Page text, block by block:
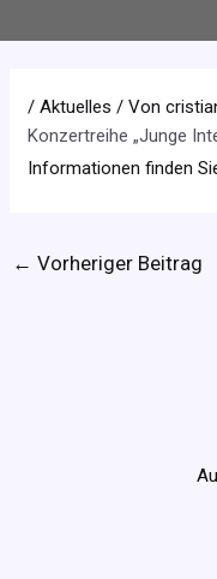
/Aktuelles / Von
Konzertreihe „Junge
Informationen finden
← Vorheriger Beitrag